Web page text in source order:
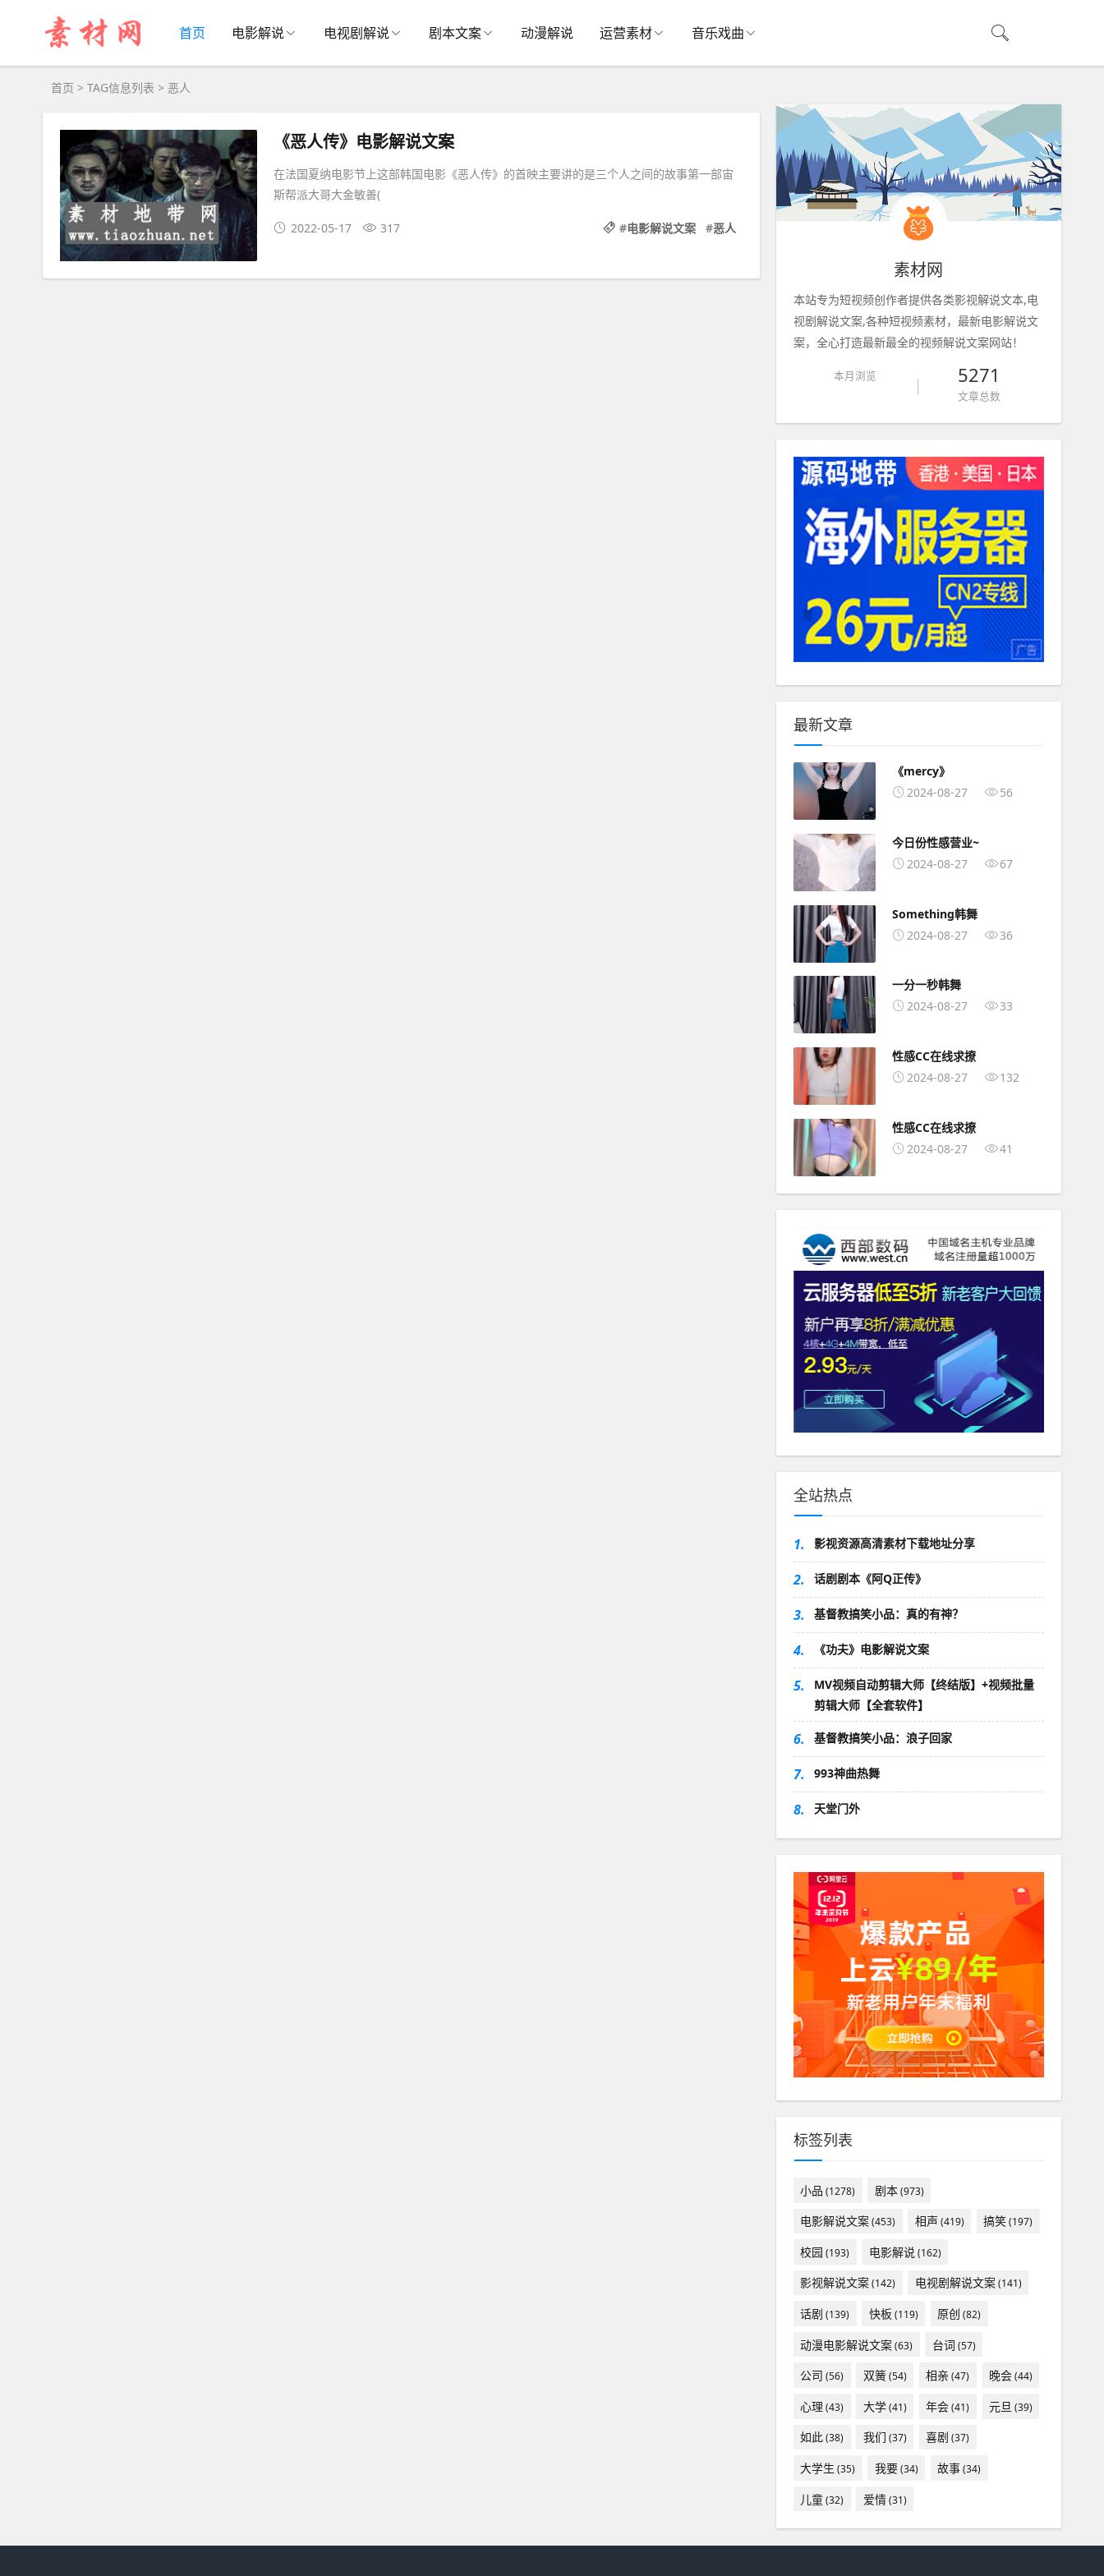
首页 电影解说 电视剧解说 剧本文案 动漫解说 运营素材 音乐戏曲
首页 > TAG信息列表 > 恶人
《恶人传》电影解说文案
在法国夏纳电影节上这部韩国电影《恶人传》的首映主要讲的是三个人之间的故事第一部宙
斯帮派大哥大金敏善(
2022-05-17 317 #电影解说文案 #恶人
素材网
本站专为短视频创作者提供各类影视解说文本,电
视剧解说文案,各种短视频素材，最新电影解说文
案，全心打造最新最全的视频解说文案网站！
本月浏览 5271
文章总数
最新文章
《mercy》
2024-08-27
56
今日份性感营业~
2024-08-27
67
Something韩舞
2024-08-27
36
一分一秒韩舞
2024-08-27
33
性感CC在线求撩
2024-08-27
132
性感CC在线求撩
2024-08-27
41
全站热点
1. 影视资源高清素材下载地址分享
2. 话剧剧本《阿Q正传》
3. 基督教搞笑小品：真的有神？
4. 《功夫》电影解说文案
5.
MV视频自动剪辑大师【终结版】+视频批量
剪辑大师【全套软件】
6. 基督教搞笑小品：浪子回家
7. 993神曲热舞
8. 天堂门外
标签列表
小品 (1278) 剧本(973)
电影解说文案(453) 相声 (419) 搞笑(197)
校园 (193) 电影解说(162)
影视解说文案(142) 电视剧解说文案(141)
话剧 (139) 快板 (119) 原创 (82)
动漫电影解说文案(63) 台词 (57)
公司 (56) 双簧(54) 相亲 (47) 晚会(44)
心理 (43) 大学(41) 年会(41) 元旦 (39)
如此(38) 我们 (37) 喜剧 (37)
大学生 (35) 我要(34) 故事(34)
儿童(32) 爱情(31)